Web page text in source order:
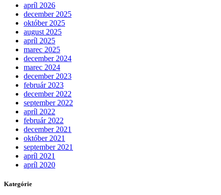
apríl 2026
december 2025
október 2025
august 2025
apríl 2025
marec 2025
december 2024
marec 2024
december 2023
február 2023
december 2022
september 2022
apríl 2022
február 2022
december 2021
október 2021
september 2021
apríl 2021
apríl 2020
Kategórie